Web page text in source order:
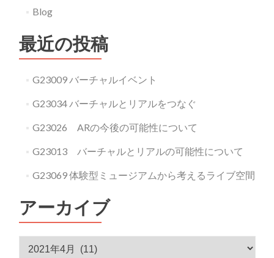
Blog
最近の投稿
G23009 バーチャルイベント
G23034 バーチャルとリアルをつなぐ
G23026 ARの今後の可能性について
G23013 バーチャルとリアルの可能性について
G23069 体験型ミュージアムから考えるライブ空間
アーカイブ
アーカイブ